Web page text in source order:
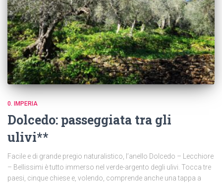
0. IMPERIA
Dolcedo: passeggiata tra gli
ulivi**
Facile e di grande pregio naturalistico, l’anello Dolcedo – Lecchiore
– Bellissimi è tutto immerso nel verde-argento degli ulivi. Tocca tre
paesi, cinque chiese e, volendo, comprende anche una tappa a